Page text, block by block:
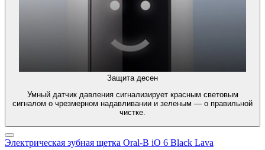
Защита десен
Умный датчик давления сигнализирует красным световым
сигналом о чрезмерном надавливании и зеленым — о правильной
чистке.
Электрическая зубная щетка Oral-B iO 6 Black Lava